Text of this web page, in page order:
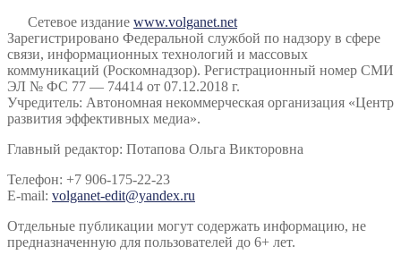
Сетевое издание www.volganet.net
Зарегистрировано Федеральной службой по надзору в сфере
связи, информационных технологий и массовых
коммуникаций (Роскомнадзор). Регистрационный номер СМИ
ЭЛ № ФС 77 — 74414 от 07.12.2018 г.
Учредитель: Автономная некоммерческая организация «Центр
развития эффективных медиа».
Главный редактор: Потапова Ольга Викторовна
Телефон: +7 906-175-22-23
E-mail: volganet-edit@yandex.ru
Отдельные публикации могут содержать информацию, не
предназначенную для пользователей до 6+ лет.